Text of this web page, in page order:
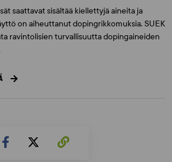
saattavat sisältää kiellettyjä aineita ja
on aiheuttanut dopingrikkomuksia. SUEK
ravintolisien turvallisuutta dopingaineiden